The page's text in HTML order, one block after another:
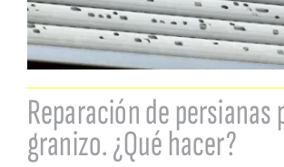
Reparación de persianas
granizo. ¿Qué hacer?